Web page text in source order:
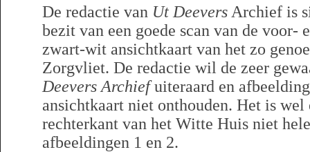
De redactie van Ut Deevers Archief is
bezit van een goede scan van de voor-
zwart-wit ansichtkaart van het zo
Zorgvliet. De redactie wil de zeer
Deevers Archiefuiteraard en
ansichtkaart niet onthouden. Het is
rechterkant van het Witte Huis niet
afbeeldingen 1 en 2.